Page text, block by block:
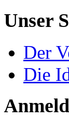
Unser
Der
Die